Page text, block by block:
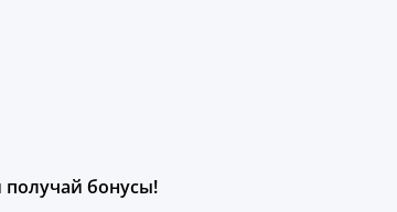
получай бонусы!